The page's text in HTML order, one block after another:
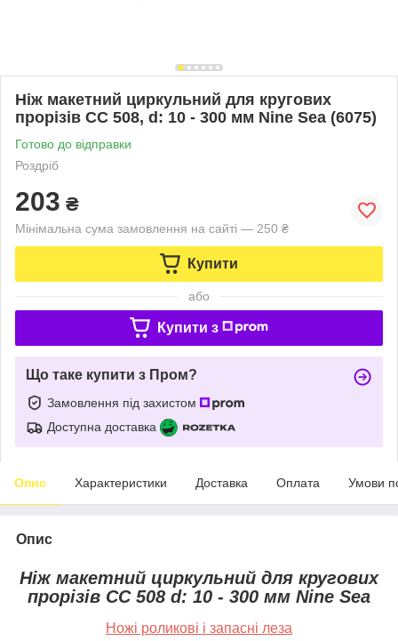
Ніж макетний циркульний для кругових
прорізів CС 508, d: 10 - 300 мм Nine Sea (6075)
Готово до відправки
Роздріб
203 ₴
Мінімальна сума замовлення на сайті — 250 ₴
Купити
або
Купити з
Що таке купити з Пром?
Замовлення під захистом
Доступна доставка
Опис Характеристики Доставка Оплата Умови
Опис
Ніж макетний циркульний для кругових
прорізів CС 508 d: 10 - 300 мм Nine Sea
Ножі роликові і запасні леза